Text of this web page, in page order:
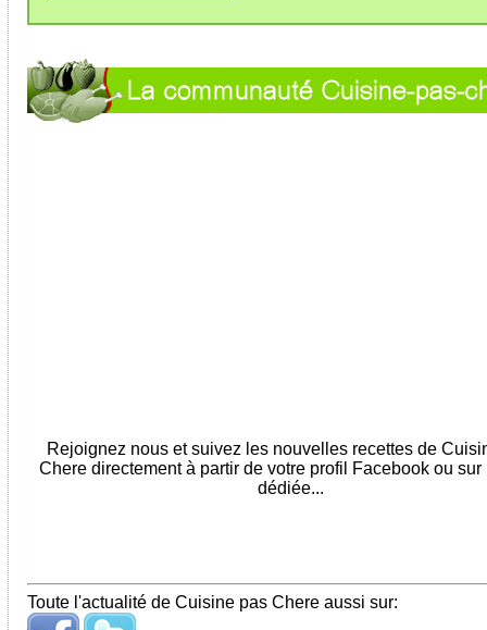
Rejoignez nous et suivez les nouvelles recettes de
Chere directement à partir de votre profil Facebook ou sur
dédiée...
Toute l'actualité de Cuisine pas Chere aussi sur: